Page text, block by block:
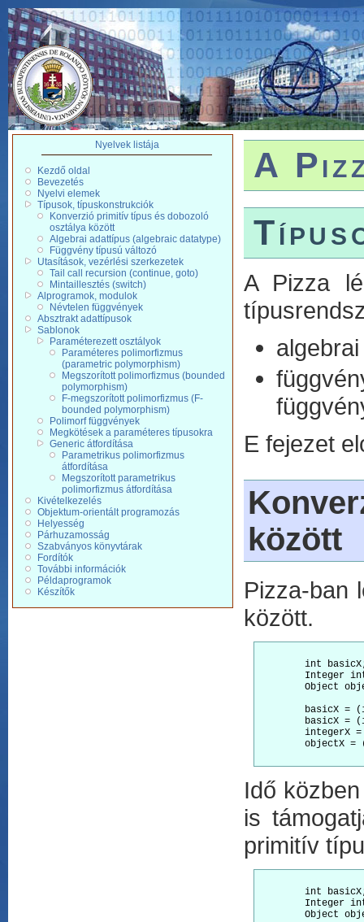
Nyelvek listája
Kezdő oldal
Bevezetés
Nyelvi elemek
Típusok, típuskonstrukciók
Konverzió primitív típus és dobozoló
osztálya között
Algebrai adattípus (algebraic datatype)
Függvény típusú változó
Utasítások, vezérlési szerkezetek
Tail call recursion (continue, goto)
Mintaillesztés (switch)
Alprogramok, modulok
Névtelen függvények
Absztrakt adattípusok
Sablonok
Paraméterezett osztályok
Paraméteres polimorfizmus
(parametric polymorphism)
Megszorított polimorfizmus (bounded
polymorphism)
F-megszorított polimorfizmus (F-
bounded polymorphism)
Polimorf függvények
Megkötések a paraméteres típusokra
Generic átfordítása
Parametrikus polimorfizmus
átfordítása
Megszorított parametrikus
polimorfizmus átfordítása
Kivételkezelés
Objektum-orientált programozás
Helyesség
Párhuzamosság
Szabványos könyvtárak
Fordítók
További információk
Példaprogramok
Készítők
A
A Pizza
E fejezet
között
Pizza-ban
között.
int
Integer
Object
basicX =
basicX =
integerX
objectX =
Idő
is
primitív
int
Integer
Object